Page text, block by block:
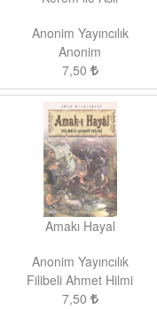
Anonim Yayıncılık
Anonim
7,50
Amakı Hayal
Anonim Yayıncılık
Filibeli Ahmet Hilmi
7,50